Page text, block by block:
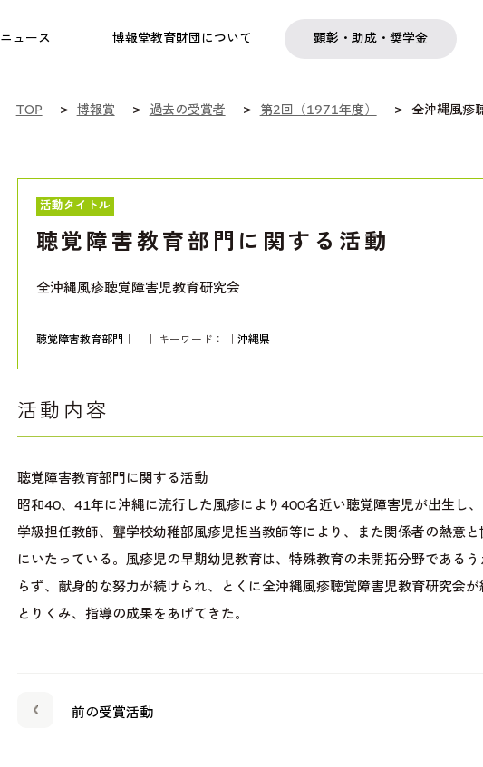
ニュース 博報堂教育財団について 顕彰・助成・奨学金
についての研究助成 奨学金 フェローシップ
日本語交流
プログラム 社会啓発事業
TOP 博報賞 過去の受賞者 第2回（1971年度） 全沖縄風疹
活動タイトル
聴覚障害教育部門に関する活動
全沖縄風疹聴覚障害児教育研究会
聴覚障害教育部門 ｜－｜ キーワード： 沖縄県
活動内容
聴覚障害教育部門に関する活動
昭和40、41年に沖縄に流行した風疹により400名近い聴覚障害児が出生し
学級担任教師、聾学校幼稚部風疹児担当教師等により、また関係者の熱意
にいたっている。風疹児の早期幼児教育は、特殊教育の未開拓分野である
らず、献身的な努力が続けられ、とくに全沖縄風疹聴覚障害児教育研究会
とりくみ、指導の成果をあげてきた。
前の受賞活動